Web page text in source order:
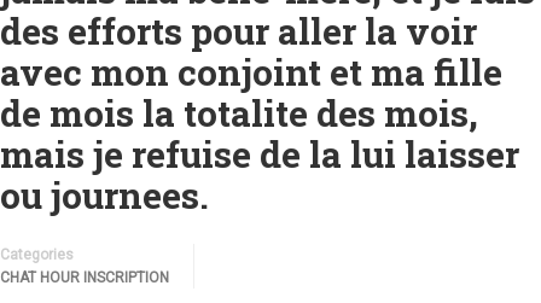
des efforts pour aller la voir
avec mon conjoint et ma fille
de mois la totalite des mois,
mais je refuise de la lui laisser
ou journees.
Categories
CHAT HOUR INSCRIPTION